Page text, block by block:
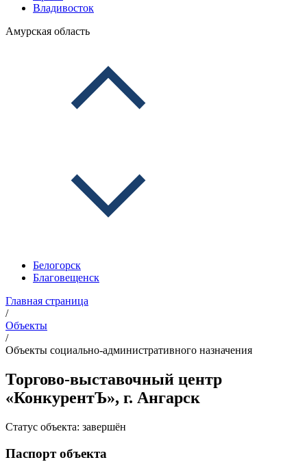
Владивосток
Амурская область
Белогорск
Благовещенск
Главная страница
/
Объекты
/
Объекты социально-административного назначения
Торгово-выставочный центр
«КонкурентЪ», г. Ангарск
Статус объекта: завершён
Паспорт объекта